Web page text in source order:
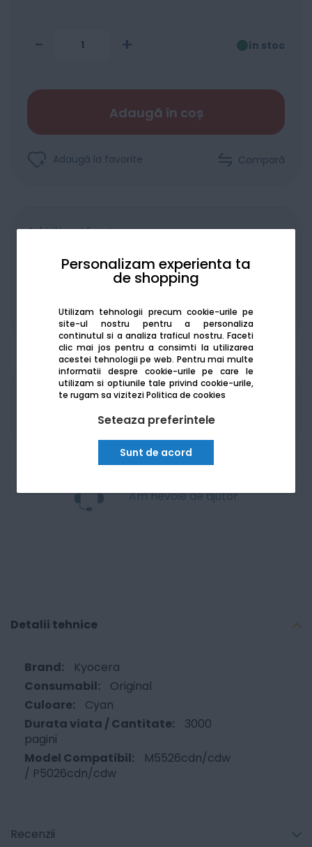
Personalizam experienta ta
de shopping
Utilizam tehnologii precum cookie-urile pe
site-ul nostru pentru a personaliza
continutul si a analiza traficul nostru. Faceti
clic mai jos pentru a consimti la utilizarea
acestei tehnologii pe web. Pentru mai multe
informatii despre cookie-urile pe care le
utilizam si optiunile tale privind cookie-urile,
te rugam sa viziteziPolitica de cookies
Seteaza preferintele
Sunt de acord
- + în stoc
Adaugă în coș
Adaugă la favorite Compară
Achiziționat în rate
De la: 184.32Lei / lună Vezi detalii
Produsele sunt disponibile pe platforma de
Am nevoie de ajutor
Detalii tehnice
Kyocera
Original
Cyan
3000
pagini
M5526cdn/cdw
/ P5026cdn/cdw
Recenzii